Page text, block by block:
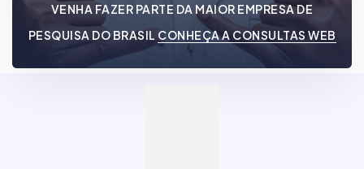
VENHA FAZER PARTE DA MAIOR EMPRESA DE
PESQUISA DO BRASIL CONHEÇA A CONSULTAS WEB